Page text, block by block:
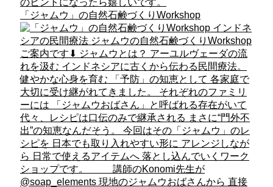
「ジャムウ」の自然石鹸づくりWorkshop